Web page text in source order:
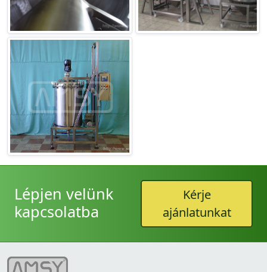
Lépjen velünk
kapcsolatba
Kérje
ajánlatunkat